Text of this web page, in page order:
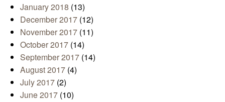
January 2018 (13)
December 2017 (12)
November 2017 (11)
October 2017 (14)
September 2017 (14)
August 2017 (4)
July 2017 (2)
June 2017 (10)